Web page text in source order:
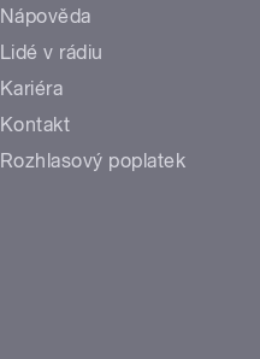
Nápověda
Lidé v rádiu
Kariéra
Kontakt
Rozhlasový poplatek